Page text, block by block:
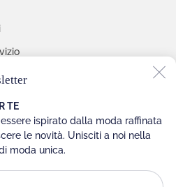
TE
ispirato dalla moda raffinata
le novità. Unisciti a noi nella
moda unica.
(EUR €)